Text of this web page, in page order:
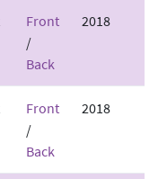
Front
/
Back
2018
Front
/
Back
2018